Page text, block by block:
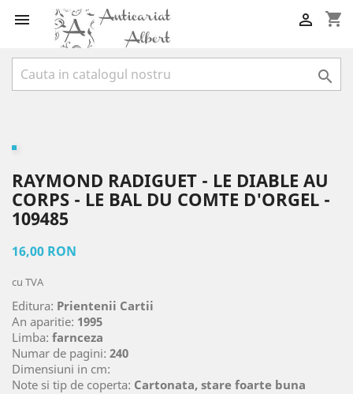
 shopping_cart


RAYMOND RADIGUET - LE DIABLE AU
CORPS - LE BAL DU COMTE D'ORGEL -
109485
16,00 RON
cu TVA
Editura: Prientenii Cartii
An aparitie: 1995
Limba: farnceza
Numar de pagini: 240
Dimensiuni in cm:
Note si tip de coperta: Cartonata, stare foarte buna